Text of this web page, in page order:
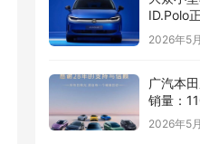
ID.Polo
2026年5
广汽本
销量：
2026年5